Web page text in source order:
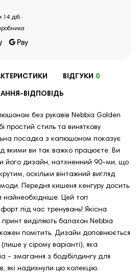
14 діб
ВІДГУКИ 0
ВІДПОВІДЬ
без рукавів Nebbia Golden
простий стиль та виняткову
посадка з капюшоном показує
якими ви так важко працюєте. Ви
його дизайн, натхненний 90-ми, що
оскільки вінтажний вигляд
Передня кишеня кенгуру досить
Цей топ
під час тренувань! Якісна
виділяють балахон Nebbia
помітить. Дизайн доповнюється
у сірому варіанті), яка
- змагання з бодібілдингу для
які надихнули цю колекцію.